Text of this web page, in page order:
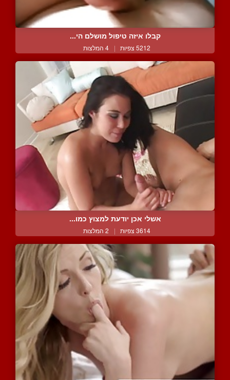
קבלו איזה טיפול מושלם הי...
5212 צפיות | 4 המלצות
אשלי אכן יודעת למצוץ כמו...
3614 צפיות | 2 המלצות